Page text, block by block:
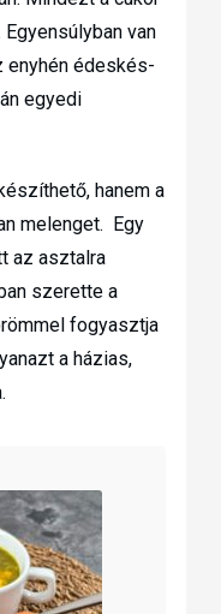
van
édeskés-
egyedi
hanem a
melenget. Egy
az asztalra
szerette a
fogyasztja
a házias,